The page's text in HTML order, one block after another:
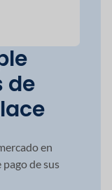
de
en
de sus